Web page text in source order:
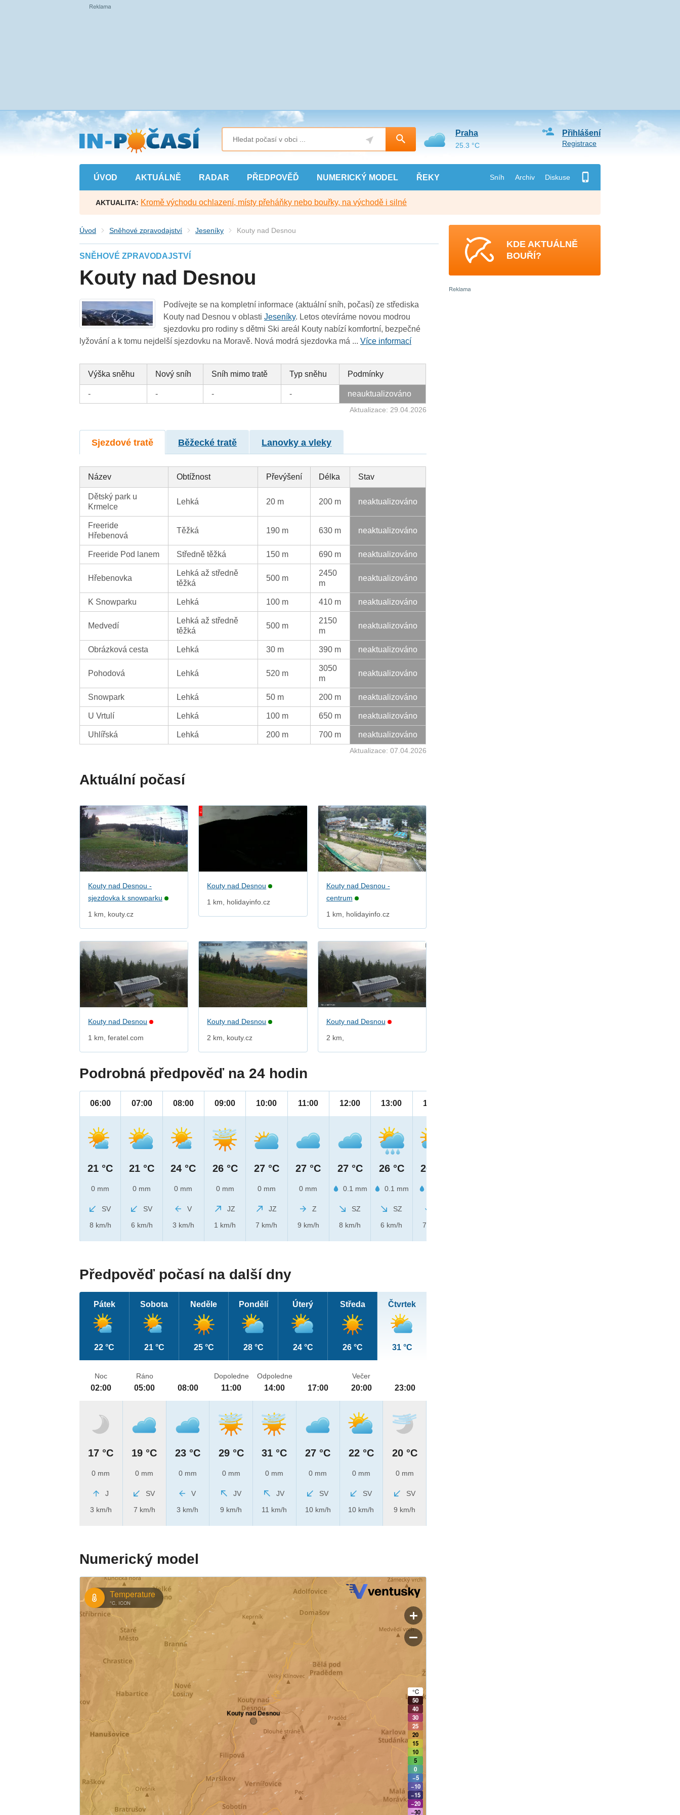
Přejít
na
hlavní
obsah
ÚVOD AKTUÁLNĚ RADAR PŘEDPOVĚĎ NUMERICKÝ MODEL ŘEKY Sníh Archiv Diskuse
Přihlášení
Registrace
Praha
25.3 °C
AKTUALITA: Kromě východu ochlazení, místy přeháňky nebo bouřky, na východě i silné
Úvod Sněhové zpravodajství Jeseníky Kouty nad Desnou
SNĚHOVÉ ZPRAVODAJSTVÍ
Kouty nad Desnou
Podívejte se na kompletní informace (aktuální sníh, počasí) ze střediska
Kouty nad Desnou v oblastiJeseníky. Letos otevíráme novou modrou
sjezdovku pro rodiny s dětmi Ski areál Kouty nabízí komfortní, bezpečné
lyžování a k tomu nejdelší sjezdovku na Moravě. Nová modrá sjezdovka má ...Více informací
Výška sněhu Nový sníh Sníh mimo tratě Typ sněhu Podmínky
- - - - neauktualizováno
Aktualizace: 29.04.2026
Sjezdové tratě Běžecké tratě Lanovky a vleky
Název Obtížnost Převýšení Délka Stav
Dětský park u
Krmelce
Lehká 20 m 200 m neaktualizováno
Freeride
Hřebenová
Těžká 190 m 630 m neaktualizováno
Freeride Pod lanem Středně těžká 150 m 690 m neaktualizováno
Hřebenovka
Lehká až středně
těžká
500 m
2450
m
neaktualizováno
K Snowparku Lehká 100 m 410 m neaktualizováno
Medvedí
Lehká až středně
těžká
500 m
2150
m
neaktualizováno
Obrázková cesta Lehká 30 m 390 m neaktualizováno
Pohodová Lehká 520 m
3050
m
neaktualizováno
Snowpark Lehká 50 m 200 m neaktualizováno
U Vrtulí Lehká 100 m 650 m neaktualizováno
Uhlířská Lehká 200 m 700 m neaktualizováno
Aktualizace: 07.04.2026
Aktuální počasí
Kouty nad Desnou -
sjezdovka k snowparku
1 km, kouty.cz
Kouty nad Desnou
1 km, holidayinfo.cz
Kouty nad Desnou -
centrum
1 km, holidayinfo.cz
Kouty nad Desnou
1 km, feratel.com
Kouty nad Desnou
2 km, kouty.cz
Kouty nad Desnou
2 km,
Podrobná předpověď na 24 hodin
06:00
21 °C
0 mm
SV
8 km/h
07:00
21 °C
0 mm
SV
6 km/h
08:00
24 °C
0 mm
V
3 km/h
09:00
26 °C
0 mm
JZ
1 km/h
10:00
27 °C
0 mm
JZ
7 km/h
11:00
27 °C
0 mm
Z
9 km/h
12:00
27 °C
0.1 mm
SZ
8 km/h
13:00
26 °C
0.1 mm
SZ
6 km/h
14:00
26 °C
7 km/h
Předpověď počasí na další dny
Pátek
22 °C
Sobota
21 °C
Neděle
25 °C
Pondělí
28 °C
Úterý
24 °C
Středa
26 °C
Čtvrtek
31 °C
Noc
02:00
17 °C
0 mm
J
3 km/h
Ráno
05:00
19 °C
0 mm
SV
7 km/h
08:00
23 °C
0 mm
V
3 km/h
Dopoledne
11:00
29 °C
0 mm
JV
9 km/h
Odpoledne
14:00
31 °C
0 mm
JV
11 km/h
17:00
27 °C
0 mm
SV
10 km/h
Večer
20:00
22 °C
0 mm
SV
10 km/h
23:00
20 °C
0 mm
SV
9 km/h
Numerický model
KDE AKTUÁLNĚ
BOUŘÍ?